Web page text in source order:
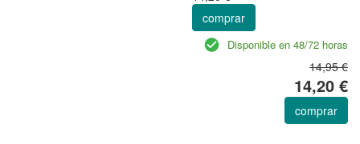
comprar
Disponible en 48/72 horas
14,95 €
14,20 €
comprar